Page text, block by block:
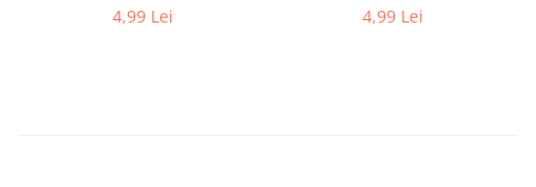
4,99 Lei
4,99 Lei